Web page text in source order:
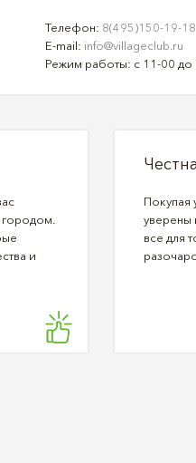
Телефон: 8(495)150-19-18
E-mail: info@villageclub.ru
Режим работы: с 11-00 до
и
Покупая
уверены
все для